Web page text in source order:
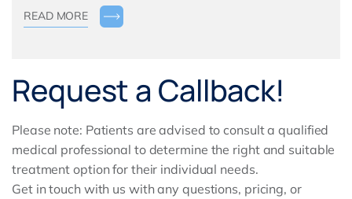
READ MORE
Request a Callback!
Please note: Patients are advised to consult a qualified
medical professional to determine the right and suitable
treatment option for their individual needs.
Get in touch with us with any questions, pricing, or